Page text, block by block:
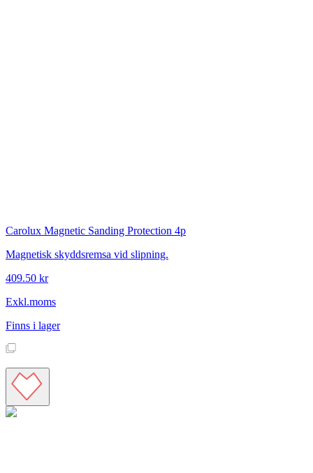
Carolux Magnetic Sanding Protection 4p
Magnetisk skyddsremsa vid slipning.
409.50 kr
Exkl.moms
Finns i lager